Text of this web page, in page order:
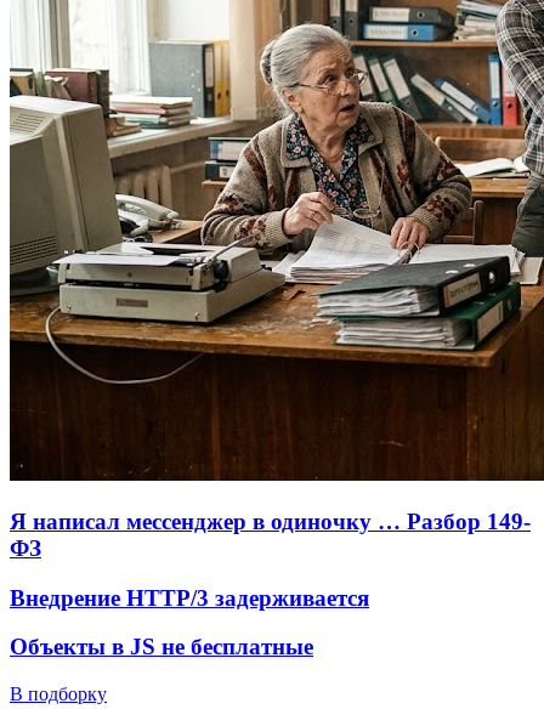
Я написал мессенджер в одиночку … Разбор 149-
ФЗ
Внедрение HTTP/3 задерживается
Объекты в JS не бесплатные
В подборку